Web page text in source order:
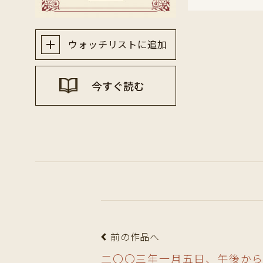
ウォッチリストに追加
今すぐ読む
前の作品へ
二〇〇三年一月五日、午後か